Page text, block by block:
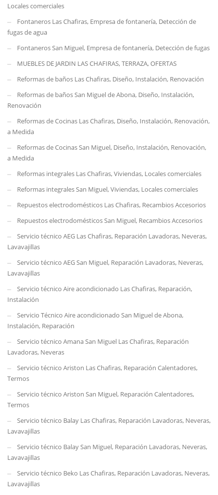
Locales comerciales
Fontaneros Las Chafiras, Empresa de fontanería, Detección de
fugas de agua
Fontaneros San Miguel, Empresa de fontanería, Detección de fugas
MUEBLES DE JARDIN LAS CHAFIRAS, TERRAZA, OFERTAS
Reformas de baños Las Chafiras, Diseño, Instalación, Renovación
Reformas de baños San Miguel de Abona, Diseño, Instalación,
Renovación
Reformas de Cocinas Las Chafiras, Diseño, Instalación, Renovación,
a Medida
Reformas de Cocinas San Miguel, Diseño, Instalación, Renovación,
a Medida
Reformas integrales Las Chafiras, Viviendas, Locales comerciales
Reformas integrales San Miguel, Viviendas, Locales comerciales
Repuestos electrodomésticos Las Chafiras, Recambios Accesorios
Repuestos electrodomésticos San Miguel, Recambios Accesorios
Servicio técnico AEG Las Chafiras, Reparación Lavadoras, Neveras,
Lavavajillas
Servicio técnico AEG San Miguel, Reparación Lavadoras, Neveras,
Lavavajillas
Servicio técnico Aire acondicionado Las Chafiras, Reparación,
Instalación
Servicio Técnico Aire acondicionado San Miguel de Abona,
Instalación, Reparación
Servicio técnico Amana San Miguel Las Chafiras, Reparación
Lavadoras, Neveras
Servicio técnico Ariston Las Chafiras, Reparación Calentadores,
Termos
Servicio técnico Ariston San Miguel, Reparación Calentadores,
Termos
Servicio técnico Balay Las Chafiras, Reparación Lavadoras, Neveras,
Lavavajillas
Servicio técnico Balay San Miguel, Reparación Lavadoras, Neveras,
Lavavajillas
Servicio técnico Beko Las Chafiras, Reparación Lavadoras, Neveras,
Lavavajillas